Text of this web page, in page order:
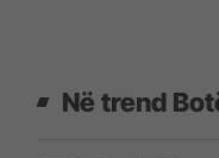
Në trend